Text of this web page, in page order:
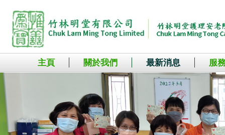
主頁 關於我們 最新消息 服